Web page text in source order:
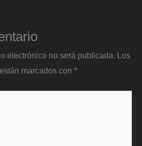
electrónico no será publicada. Los
marcados con *